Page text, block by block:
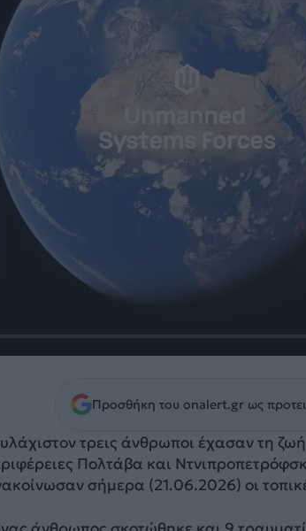
Προσθήκη του onalert.gr ως
τρεις άνθρωποι έχασαν τη
Πολτάβα και
σήμερα (21.06.2026) οι